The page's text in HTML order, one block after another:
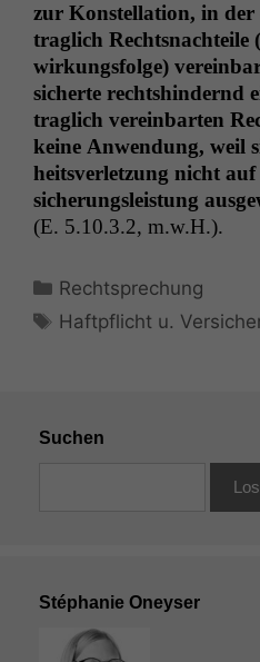
zur Kon­stel­la­tion, in
traglich
wirkungs­folge)
sicherte recht­shin­dernd
traglich vere­in­barten
keine Anwen­dung, weil
heitsver­let­zung nicht
sicherungsleis­tung
(E. 5.10.3.2, m.w.H.).
Kategorien
Rechtsprechung
Schlagwörter
Haftpflicht u.
Suchen
Stéphanie Oneyser